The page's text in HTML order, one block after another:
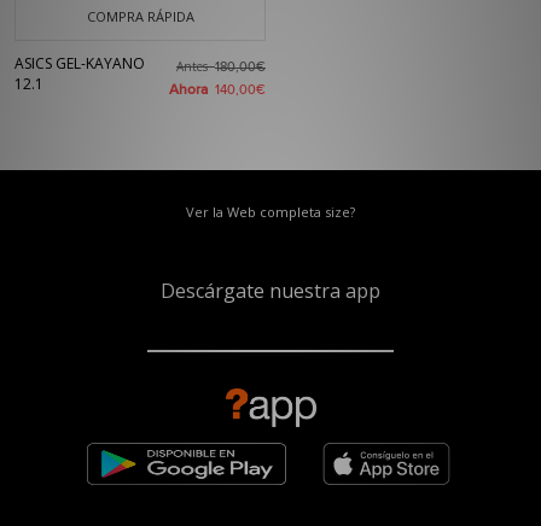
COMPRA RÁPIDA
ASICS GEL-KAYANO
12.1
Antes180,00€
Ahora 140,00€
Ver la Web completa size?
Descárgate nuestra app